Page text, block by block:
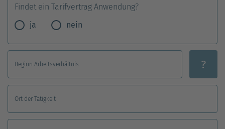
Findet ein Tarifvertrag Anwendung?
ja
nein
Beginn Arbeitsverhältnis ?
Ort der Tätigkeit